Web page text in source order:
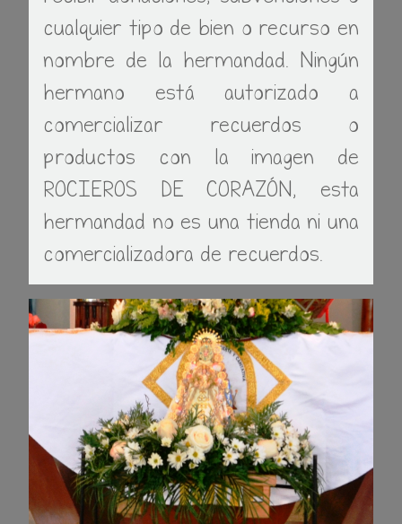
cualquier tipo de bien o recurso en
nombre de la hermandad. Ningún
hermano está autorizado a
comercializar recuerdos o
productos con la imagen de
ROCIEROS DE CORAZÓN, esta
hermandad no es una tienda ni una
comercializadora de recuerdos.